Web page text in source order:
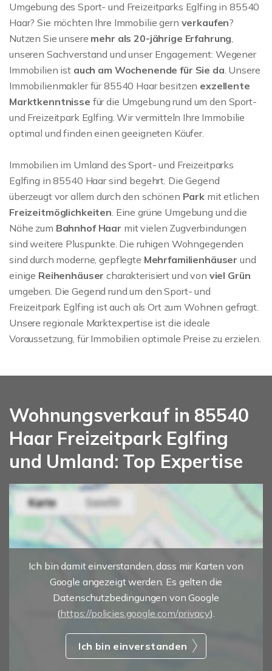
Umgebung des Sport- und Freizeitparks Eglfing in 85540
Haar? Sie möchten Ihre Immobilie gern verkaufen?
Nutzen Sie unsere mehr als 20-jährige Erfahrung,
unseren Sachverstand und unser Engagement: Wegener
Immobilien ist auch am Wochenende für Sie da. Unsere
Immobilienmakler für 85540 Haar besitzen exzellente
Marktkenntnisse für die Umgebung rund um den Sport-
und Freizeitpark Eglfing. Wir vermitteln Ihre Immobilie
optimal und finden einen geeigneten Käufer.
Immobilien im Umland des Sport- und Freizeitparks
Eglfing in 85540 Haar sind begehrt. Die Gegend
überzeugt vor allem durch den schönen Park mit etlichen
Freizeitmöglichkeiten. Eine grüne Umgebung und die
Nähe zum Bahnhof Haar mit vielen Zugverbindungen
sind weitere Pluspunkte. Die ruhigen Wohngegenden
sind durch moderne, gepflegte Mehrfamilienhäuser und
einige Reihenhäusercharakterisiert und von viel Grün
umgeben. Die Gegend rund um den Sport- und
Freizeitpark Eglfing ist auch als Ort zum Wohnen gefragt.
Unsere regionale Marktexpertise ist die ideale
Voraussetzung, für Immobilien optimale Preise zu erzielen.
Wohnungsverkauf in 85540
Haar Freizeitpark Eglfing
und Umland: Top Expertise
Ich bin damit einverstanden, dass mir Karten von
Google angezeigt werden. Es gelten die
Datenschutzbedingungen von Google
(https://policies.google.com/privacy).
Ich bin einverstanden